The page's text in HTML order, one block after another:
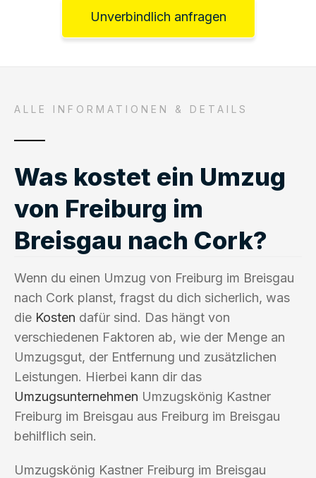
Unverbindlich anfragen
ALLE INFORMATIONEN & DETAILS
Was kostet ein Umzug
von Freiburg im
Breisgau nach Cork?
Wenn du einen Umzug von Freiburg im Breisgau
nach Cork planst, fragst du dich sicherlich, was
die Kosten dafür sind. Das hängt von
verschiedenen Faktoren ab, wie der Menge an
Umzugsgut, der Entfernung und zusätzlichen
Leistungen. Hierbei kann dir das
Umzugsunternehmen Umzugskönig Kastner
Freiburg im Breisgau aus Freiburg im Breisgau
behilflich sein.
Umzugskönig Kastner Freiburg im Breisgau